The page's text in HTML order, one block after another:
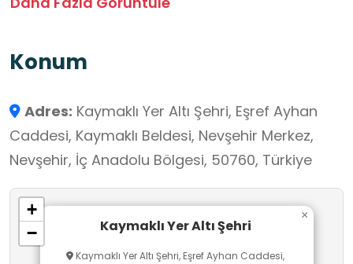
kilise ve dışarıdan gelebilecek herhangi bir
büyük sürgü taşları vardır. 1964 yılında ziyarete
açılmıştır.
Konum
Adres: Kaymaklı Yer Altı Şehri, Eşref Ayhan
Caddesi, Kaymaklı Beldesi, Nevşehir Merkez,
Nevşehir, İç Anadolu Bölgesi, 50760, Türkiye
Kaymaklı Yer Altı Şehri
Kaymaklı Yer Altı Şehri, Eşref Ayhan Caddesi,
×
+
−